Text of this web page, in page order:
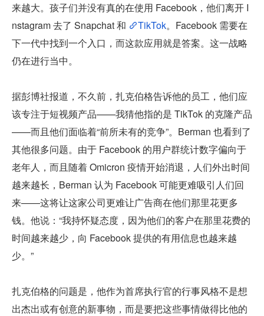
来越大。孩子们并没有真的在使用 Facebook，他们离开 I
nstagram 去了 Snapchat 和
TikTok。Facebook 需要在
下一代中找到一个入口，而这款应用就是答案。这一战略
仍在进行当中。
据彭博社报道，不久前，扎克伯格告诉他的员工，他们应
该专注于短视频产品——我猜他指的是 TikTok 的克隆产品
——而且他们面临着“前所未有的竞争”。Berman 也看到了
其他很多问题。由于 Facebook 的用户群统计数字偏向于
老年人，而且随着 Omicron 疫情开始消退，人们外出时间
越来越长，Berman 认为 Facebook 可能更难吸引人们回
来——这将让这家公司更难让广告商在他们那里花更多
钱。他说：“我持怀疑态度，因为他们的客户在那里花费的
时间越来越少，向 Facebook 提供的有用信息也越来越
少。”
扎克伯格的问题是，他作为首席执行官的行事风格不是想
出杰出或有创意的新事物，而是要把这些事情做得比他的